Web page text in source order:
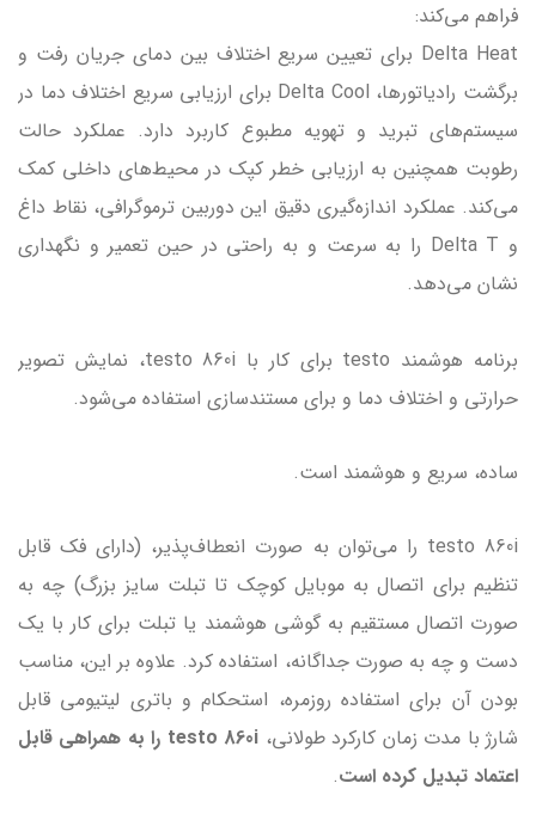
فراهم می‌کند:
Delta Heat برای تعیین سریع اختلاف بین دمای جریان رفت و
برگشت رادیاتورها، Delta Cool برای ارزیابی سریع اختلاف دما در
سیستم‌های تبرید و تهویه مطبوع کاربرد دارد. عملکرد حالت
رطوبت همچنین به ارزیابی خطر کپک در محیط‌های داخلی کمک
می‌کند. عملکرد اندازه‌گیری دقیق این دوربین ترموگرافی، نقاط داغ
و Delta T را به سرعت و به راحتی در حین تعمیر و نگهداری
نشان می‌دهد.
برنامه هوشمند testo برای کار با testo 860i، نمایش تصویر
حرارتی و اختلاف دما و برای مستندسازی استفاده می‌شود.
ساده، سریع و هوشمند است.
testo 860i را می‌توان به صورت انعطاف‌پذیر، (دارای فک قابل
تنظیم برای اتصال به موبایل کوچک تا تبلت سایز بزرگ) چه به
صورت اتصال مستقیم به گوشی هوشمند یا تبلت برای کار با یک
دست و چه به صورت جداگانه، استفاده کرد. علاوه بر این، مناسب
بودن آن برای استفاده روزمره، استحکام و باتری لیتیومی قابل
شارژ با مدت زمان کارکرد طولانی،
testo 860i را به همراهی قابل
اعتماد تبدیل کرده است.